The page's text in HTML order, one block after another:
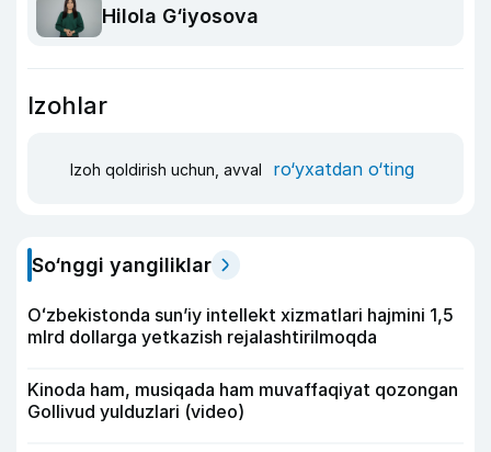
Hilola G‘iyosova
Izohlar
Izoh qoldirish uchun, avval ro‘yxatdan o‘ting
So‘nggi yangiliklar
Oʻzbekistonda sunʼiy intellekt xizmatlari hajmini 1,5
mlrd dollarga yetkazish rejalashtirilmoqda
Kinoda ham, musiqada ham muvaffaqiyat qozongan
Gollivud yulduzlari (video)